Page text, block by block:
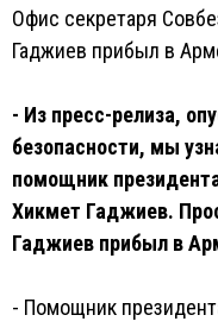
Офис секретаря
Гаджиев прибыл в
- Из пресс-релиза,
безопасности, мы
помощник
Хикмет Гаджиев.
Гаджиев прибыл в
- Помощник